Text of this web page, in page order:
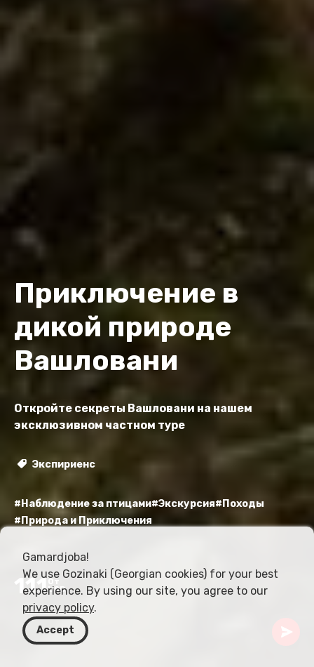
Приключение в
дикой природе
Вашловани
Откройте секреты Вашловани на нашем
эксклюзивном частном туре
Экспириенс
#Наблюдение за птицами#Экскурсия#Походы
#Природа и Приключения
111USD
Gamardjoba!
We use Gozinaki (Georgian cookies) for your best
experience. By using our site, you agree to our
privacy policy.
Accept